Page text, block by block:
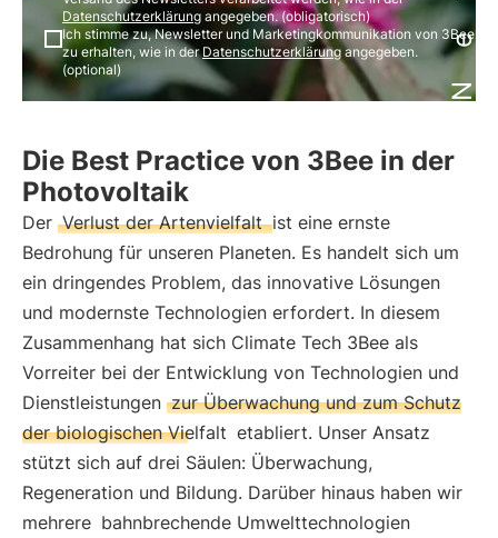
Datenschutzerklärung angegeben. (obligatorisch)
Ich stimme zu, Newsletter und Marketingkommunikation von 3Bee
zu erhalten, wie in derDatenschutzerklärungangegeben.
(optional)
Die Best Practice von 3Bee in der
Photovoltaik
Der Verlust der Artenvielfalt ist eine ernste
Bedrohung für unseren Planeten. Es handelt sich um
ein dringendes Problem, das innovative Lösungen
und modernste Technologien erfordert. In diesem
Zusammenhang hat sich Climate Tech 3Bee als
Vorreiter bei der Entwicklung von Technologien und
Dienstleistungen zur Überwachung und zum Schutz
der biologischen Vielfalt etabliert. Unser Ansatz
stützt sich auf drei Säulen: Überwachung,
Regeneration und Bildung. Darüber hinaus haben wir
mehrere bahnbrechende Umwelttechnologien